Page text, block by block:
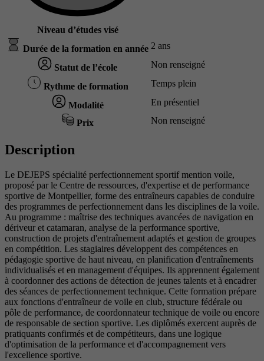
Niveau d’études visé
Durée de la formation en année 2 ans
Statut de l’école Non renseigné
Rythme de formation Temps plein
Modalité En présentiel
Prix Non renseigné
Description
Le DEJEPS spécialité perfectionnement sportif mention voile,
proposé par le Centre de ressources, d'expertise et de performance
sportive de Montpellier, forme des entraîneurs capables de conduire
des programmes de perfectionnement dans les disciplines de la voile.
Au programme : maîtrise des techniques avancées de navigation en
dériveur et catamaran, analyse de la performance sportive,
construction de projets d'entraînement adaptés et gestion de groupes
en compétition. Les stagiaires développent des compétences en
pédagogie sportive de haut niveau, en planification d'entraînements
individualisés et en management d'équipes. Ils apprennent également
à coordonner des actions de détection de jeunes talents et à encadrer
des séances de perfectionnement technique. Cette formation prépare
aux fonctions d'entraîneur de voile en club, structure fédérale ou
pôle de performance, de coordonnateur technique de voile ou encore
de responsable de section sportive. Les diplômés exercent auprès de
pratiquants confirmés et de compétiteurs, dans une logique
d'optimisation de la performance et d'accompagnement vers
l'excellence sportive.